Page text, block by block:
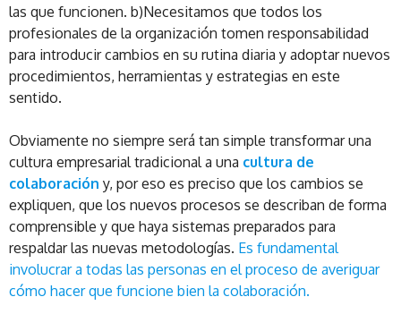
las que funcionen. b)Necesitamos que todos los
profesionales de la organización tomen responsabilidad
para introducir cambios en su rutina diaria y adoptar nuevos
procedimientos, herramientas y estrategias en este
sentido.
Obviamente no siempre será tan simple transformar una
cultura empresarial tradicional a una cultura de
colaboración y, por eso es preciso que los cambios se
expliquen, que los nuevos procesos se describan de forma
comprensible y que haya sistemas preparados para
respaldar las nuevas metodologías. Es fundamental
involucrar a todas las personas en el proceso de averiguar
cómo hacer que funcione bien la colaboración.